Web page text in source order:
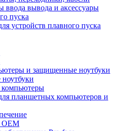
ввода вывода и аксессуары
пуска
устройств плавного пуска
и защищенные ноутбуки
планшетных компьютеров и